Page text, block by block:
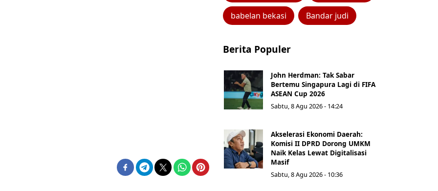
babelan bekasi Bandar judi
Berita Populer
John Herdman: Tak Sabar
Bertemu Singapura Lagi di FIFA
ASEAN Cup 2026
Sabtu, 8 Agu 2026 - 14:24
Akselerasi Ekonomi Daerah:
Komisi II DPRD Dorong UMKM
Naik Kelas Lewat Digitalisasi
Masif
Sabtu, 8 Agu 2026 - 10:36